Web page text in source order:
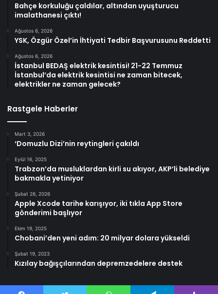
Bahçe korkuluğu çaldılar, altından uyuşturucu
imalathanesi çıktı!
Ağustos 6, 2026
YSK, Özgür Özel’in İhtiyati Tedbir Başvurusunu Reddetti
Ağustos 6, 2026
İstanbul BEDAŞ elektrik kesintisi! 21-22 Temmuz
İstanbul’da elektrik kesintisi ne zaman bitecek,
elektrikler ne zaman gelecek?
Rastgele Haberler
Mart 3, 2026
‘Domuzlu Dizi’nin reytingleri çakıldı
Eylül 16, 2025
Trabzon’da musluklardan kirli su akıyor, AKP’li belediye
bakmakla yetiniyor
Şubat 26, 2026
Apple Xcode tarihe karışıyor, iki tıkla App Store
gönderimi başlıyor
Ekim 19, 2025
Chobani’den yeni adım: 20 milyar dolara yükseldi
Şubat 19, 2023
Kızılay bağışçılarından depremzedelere destek